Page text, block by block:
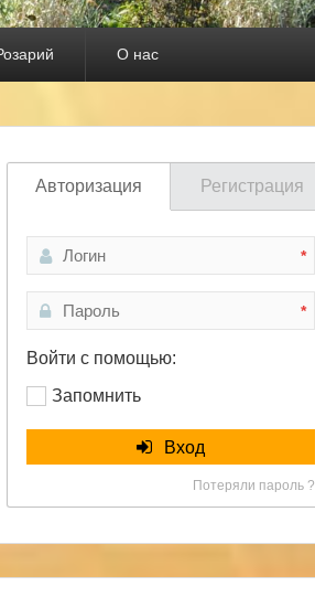
О нас
Авторизация Регистрация
*
*
Войти с помощью:
Запомнить
Вход
Потеряли пароль ?